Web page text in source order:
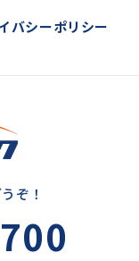
バシーポリシー
ぞ！